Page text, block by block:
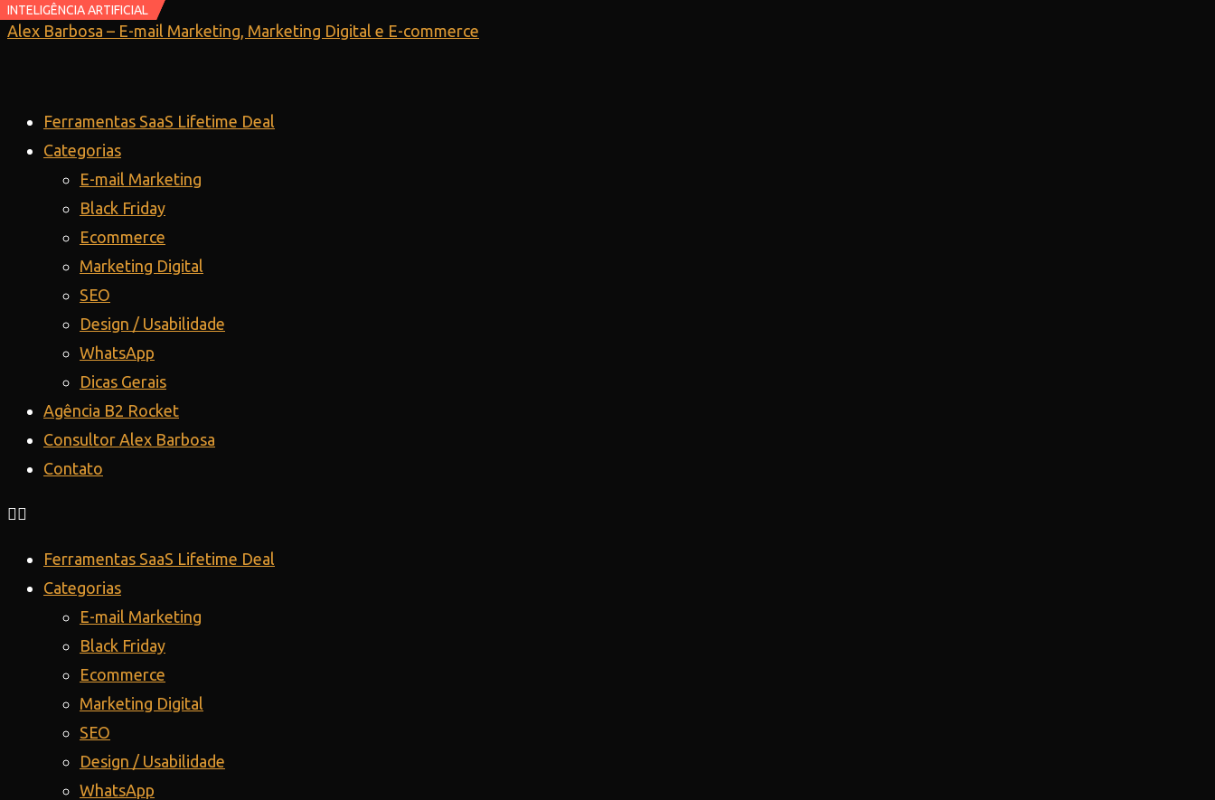
Ir
conteúdo
Alex Barbosa – E-mail Marketing, Marketing Digital e E-commerce
Ferramentas SaaS Lifetime Deal
Categorias
E-mail Marketing
Black Friday
Ecommerce
Marketing Digital
SEO
Design / Usabilidade
WhatsApp
Dicas Gerais
Agência B2 Rocket
Consultor Alex Barbosa
Contato
Ferramentas SaaS Lifetime Deal
Categorias
E-mail Marketing
Black Friday
Ecommerce
Marketing Digital
SEO
Design / Usabilidade
WhatsApp
INTELIGÊNCIA ARTIFICIAL
INTELIGÊNCIA ARTIFICIAL